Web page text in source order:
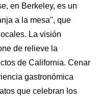
en Berkeley, es un
a la mesa", que
La visión
de relieve la
de California. Cenar
gastronómica
que celebran los